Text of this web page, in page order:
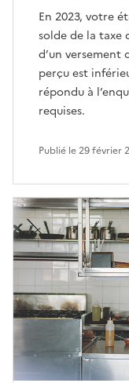
En 2023, votre
solde de la taxe
d’un
perçu est
répondu à
requises.
Publié le 29 février